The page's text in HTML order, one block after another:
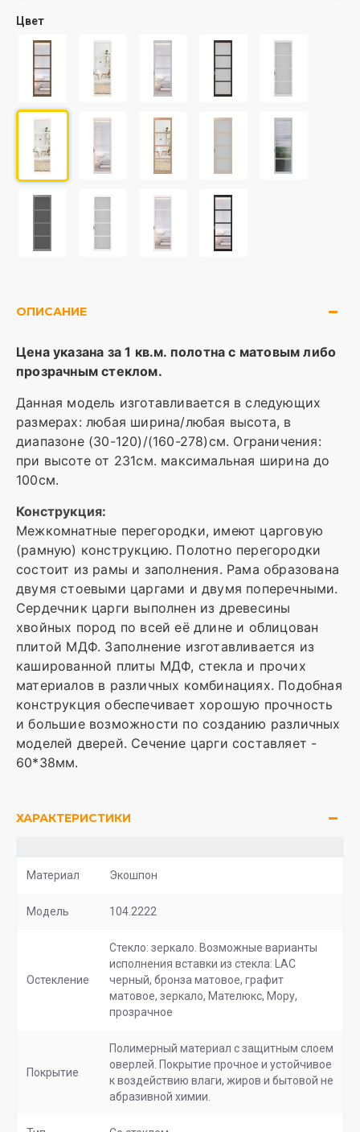
Цвет
ОПИСАНИЕ
Цена указана за 1 кв.м. полотна с матовым либо
прозрачным стеклом.
Данная модель изготавливается в следующих
размерах: любая ширина/любая высота, в
диапазоне (30-120)/(160-278)см. Ограничения:
при высоте от 231см. максимальная ширина до
100см.
Конструкция:
Межкомнатные перегородки, имеют царговую
(рамную) конструкцию. Полотно перегородки
состоит из рамы и заполнения. Рама образована
двумя стоевыми царгами и двумя поперечными.
Сердечник царги выполнен из древесины
хвойных пород по всей её длине и облицован
плитой МДФ. Заполнение изготавливается из
кашированной плиты МДФ, стекла и прочих
материалов в различных комбинациях. Подобная
конструкция обеспечивает хорошую прочность
и большие возможности по созданию различных
моделей дверей. Сечение царги составляет -
60*38мм.
ХАРАКТЕРИСТИКИ
Материал Экошпон
Модель 104.2222
Остекление
Стекло: зеркало. Возможные варианты
исполнения вставки из стекла: LAC
черный, бронза матовое, графит
матовое, зеркало, Мателюкс, Мору,
прозрачное
Покрытие
Полимерный материал с защитным слоем
оверлей. Покрытие прочное и устойчивое
к воздействию влаги, жиров и бытовой не
абразивной химии.